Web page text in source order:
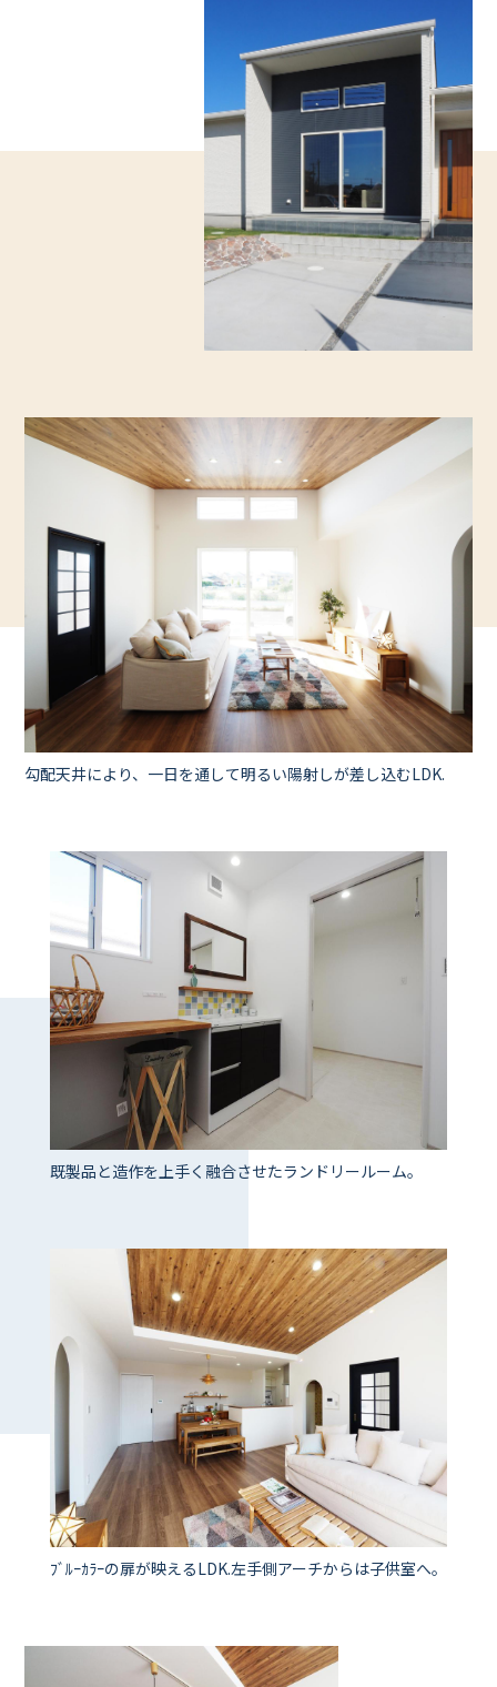
勾配天井により、一日を通して明るい陽射しが差し込むLDK.
既製品と造作を上手く融合させたランドリールーム。
ﾌﾞﾙｰｶﾗｰの扉が映えるLDK.左手側アーチからは子供室へ。